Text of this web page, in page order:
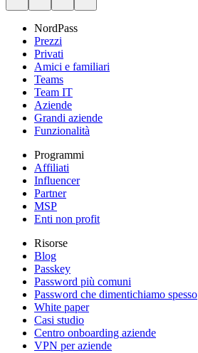
NordPass
Prezzi
Privati
Amici e familiari
Teams
Team IT
Aziende
Grandi aziende
Funzionalità
Programmi
Affiliati
Influencer
Partner
MSP
Enti non profit
Risorse
Blog
Passkey
Password più comuni
Password che dimentichiamo spesso
White paper
Casi studio
Centro onboarding aziende
VPN per aziende